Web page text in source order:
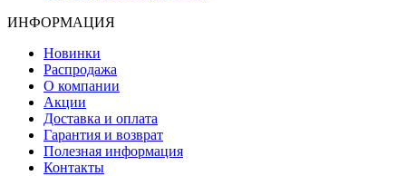
ИНФОРМАЦИЯ
Новинки
Распродажа
О компании
Акции
Доставка и оплата
Гарантия и возврат
Полезная информация
Контакты